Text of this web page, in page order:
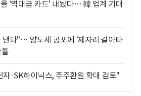
'역대급 카드' 내놨다… 韓 업계 기대
낸다"… 양도세 공포에 '제자리 갈아타
자·SK하이닉스, 주주환원 확대 검토"